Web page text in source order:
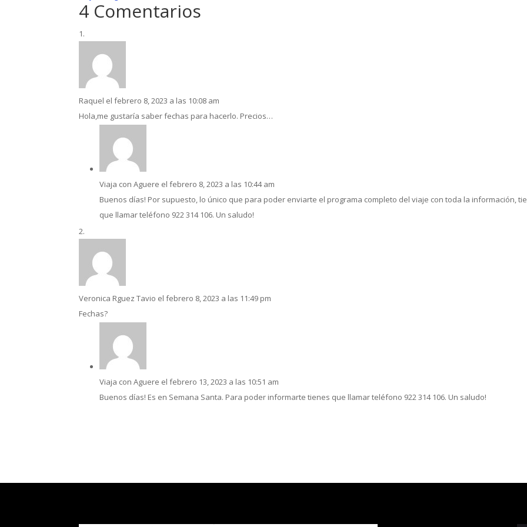
4 Comentarios
Raquel el febrero 8, 2023 a las 10:08 am
Hola,me gustaría saber fechas para hacerlo. Precios…
Viaja con Aguere el febrero 8, 2023 a las 10:44 am
Buenos días! Por supuesto, lo único que para poder enviarte el programa completo del viaje con toda la información,
que llamar teléfono 922 314 106. Un saludo!
Veronica Rguez Tavio el febrero 8, 2023 a las 11:49 pm
Fechas?
Viaja con Aguere el febrero 13, 2023 a las 10:51 am
Buenos días! Es en Semana Santa. Para poder informarte tienes que llamar teléfono 922 314 106. Un saludo!